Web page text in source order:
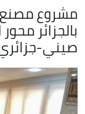
مشروع مصنع
بالجزائر
صيني-جزائري